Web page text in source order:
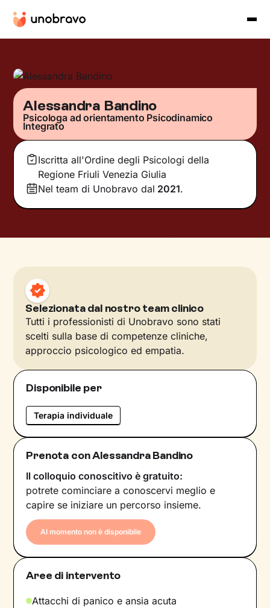
Alessandra Bandino
Psicologa ad orientamento Psicodinamico
Integrato
Iscritta all'Ordine degli Psicologi della
Regione Friuli Venezia Giulia
Nel team di Unobravo dal 2021.
Selezionata dal nostro team clinico
Tutti i professionisti di Unobravo sono stati
scelti sulla base di competenze cliniche,
approccio psicologico ed empatia.
Disponibile per
Terapia individuale
Prenota con Alessandra Bandino
Il colloquio conoscitivo è gratuito:
potrete cominciare a conoscervi meglio e
capire se iniziare un percorso insieme.
Al momento non è disponibile
Aree di intervento
Attacchi di panico e ansia acuta